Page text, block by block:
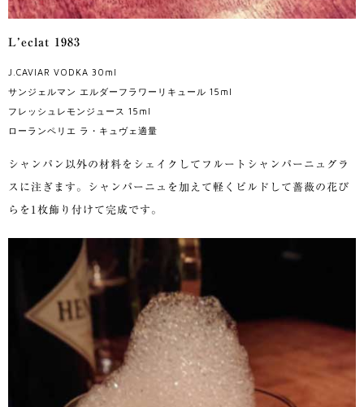
L’eclat 1983
J.CAVIAR VODKA 30ml
サンジェルマン エルダーフラワーリキュール 15ml
フレッシュレモンジュース 15ml
ローランペリエ ラ・キュヴェ適量
シャンパン以外の材料をシェイクしてフルートシャンパーニュグラ
スに注ぎます。シャンパーニュを加えて軽くビルドして薔薇の花び
らを1枚飾り付けて完成です。